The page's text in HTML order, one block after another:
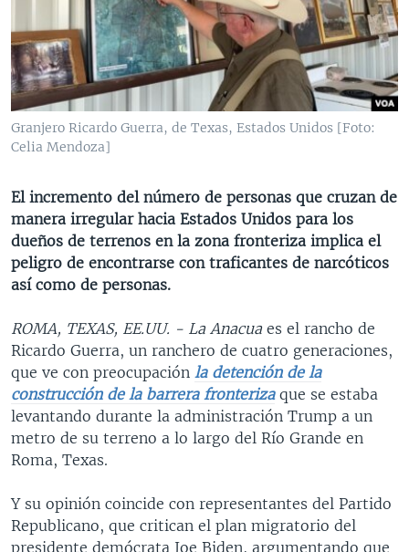
VENEZUELA
BRASIL
NICARAGUA
ECONOMÍA
ENTRETENIMIENTO Y CULTURA
TECNOLOGÍA
DEPORTES
CIENCIA Y SALUD
MULTIMEDIA
VIDEOS
FOTOGRAFÍA
AUDIOS
PROGRAMAS TV
EL MUNDO AL DÍA
FORO INTERAMERICANO
VISIÓN 360
PANORAMA
RADIO
AVANCE INFORMATIVO
AUDIONOTICIAS
ESTADOS UNIDOS AL DÍA
EL MUNDO AL DÍA [RADIO]
FORO [RADIO]
NOTA ECONÓMICA
ENTRETENIMIENTO
DIRECT
DOCUMENTALES DE LA VOA
Learning English
SÍGANOS
Idiomas
Granjero Ricardo Guerra, de Texas, Estados Unidos [Foto:
Celia Mendoza]
El incremento del número de personas que cruzan de
manera irregular hacia Estados Unidos para los
dueños de terrenos en la zona fronteriza implica el
peligro de encontrarse con traficantes de narcóticos
así como de personas.
ROMA, TEXAS, EE.UU. - La Anacuaes el rancho de
Ricardo Guerra, un ranchero de cuatro generaciones,
que ve con preocupación la detención de la
construcción de la barrera fronterizaque se estaba
levantando durante la administración Trump a un
metro de su terreno a lo largo del Río Grande en
Roma, Texas.
Y su opinión coincide con representantes del Partido
Republicano, que critican el plan migratorio del
presidente demócrata Joe Biden, argumentando que